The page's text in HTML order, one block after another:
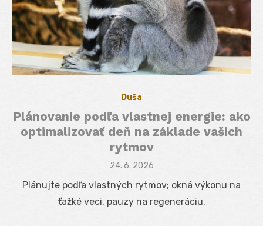
Duša
Plánovanie podľa vlastnej energie: ako
optimalizovať deň na základe vašich
rytmov
Posted
24. 6. 2026
Plánujte podľa vlastných rytmov; okná výkonu na
ťažké veci, pauzy na regeneráciu.